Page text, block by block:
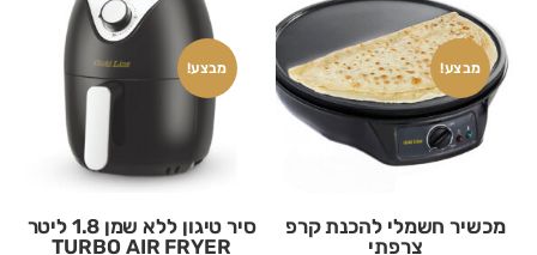
מבצע!
מכשיר חשמלי להכנת קרפ
צרפתי
מבצע!
סיר טיגון ללא שמן 1.8 ליטר
TURBO AIR FRYER